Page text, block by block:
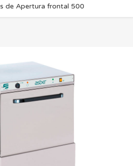
de Apertura frontal 500